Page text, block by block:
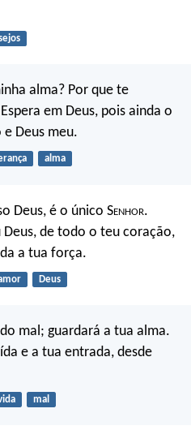
alma? Por que te
Espera em Deus, pois ainda o
Deus meu.
alma
Deus, é o único Senhor.
Deus, de todo o teu coração,
a tua força.
Deus
mal; guardará a tua alma.
e a tua entrada, desde
mal